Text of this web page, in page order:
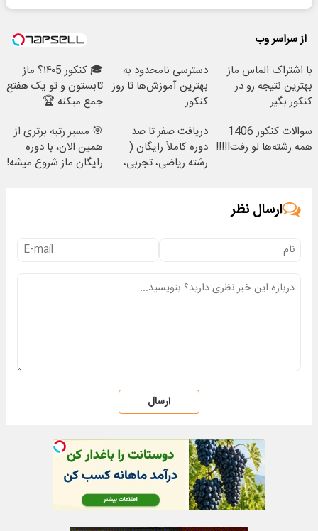
از سراسر وب
با اشتراک الماس ماز
بهترین نتیجه رو در
کنکور بگیر
دسترسی نامحدود به
بهترین آموزش‌ها تا روز
کنکور
🎓 کنکور ۱۴۰5؟ ماز
تابستون و تو یک هفتع
جمع میکنه 🏆
سوالات کنکور 1406
همه رشته‌ها لو رفت!!!!!
دریافت صفر تا صد
دوره کاملاً رایگان (
رشته ریاضی، تجربی،
🎯 مسیر رتبه برتری از
همین الان، با دوره
رایگان ماز شروع میشه!
ارسال نظر
ارسال